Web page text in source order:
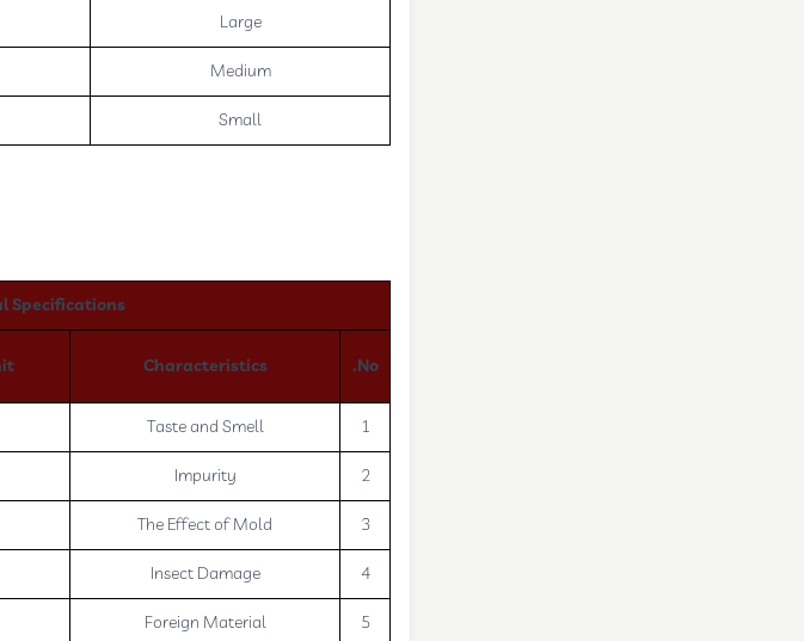
Large
Medium
Small
Specifications
No.
Characteristics
1
Taste and Smell
2
Impurity
3
The Effect of Mold
4
Insect Damage
5
Foreign Material